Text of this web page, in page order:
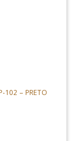
102 – PRETO